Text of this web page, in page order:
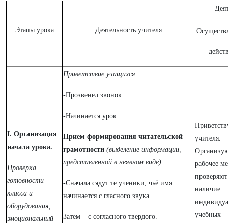
Этапы урока Деятельность учителя
I. Организация
начала урока.
Проверка
готовности
класса и
оборудования;
эмоциональный
Приветствие учащихся.
-Прозвенел звонок.
-Начинается урок.
Прием формирования читательской
грамотности (выделение информации,
представленной в неявном виде)
-Сначала сядут те ученики, чьё имя
начинается с гласного звука.
Затем – с согласного твердого.
учителя.
рабочее
проверяют
наличие
учебных